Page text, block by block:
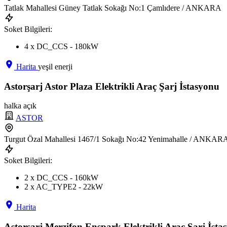
Tatlak Mahallesi Güney Tatlak Sokağı No:1 Çamlıdere / ANKARA
Soket Bilgileri:
4 x DC_CCS - 180kW
Harita yeşil enerji
Astorşarj Astor Plaza Elektrikli Araç Şarj İstasyonu
halka açık
ASTOR
Turgut Özal Mahallesi 1467/1 Sokağı No:42 Yenimahalle /
Soket Bilgileri:
2 x DC_CCS - 160kW
2 x AC_TYPE2 - 22kW
Harita